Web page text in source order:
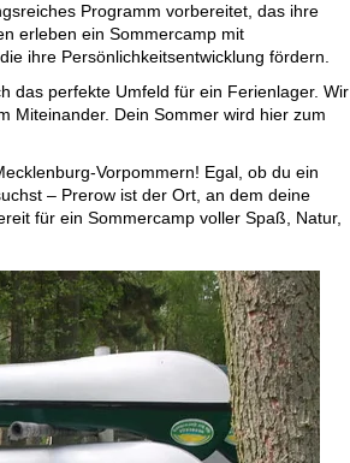
Programm vorbereitet, das ihre
erleben ein Sommercamp mit
ihre Persönlichkeitsentwicklung fördern.
das perfekte Umfeld für ein Ferienlager. Wir
Miteinander. Dein Sommer wird hier zum
Vorpommern! Egal, ob du ein
– Prerow ist der Ort, an dem deine
für ein Sommercamp voller Spaß, Natur,